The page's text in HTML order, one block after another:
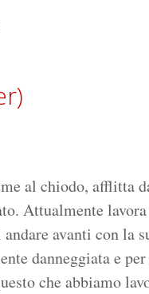
al chiodo, afflitta
Attualmente
avanti con la
danneggiata e
che abbiamo